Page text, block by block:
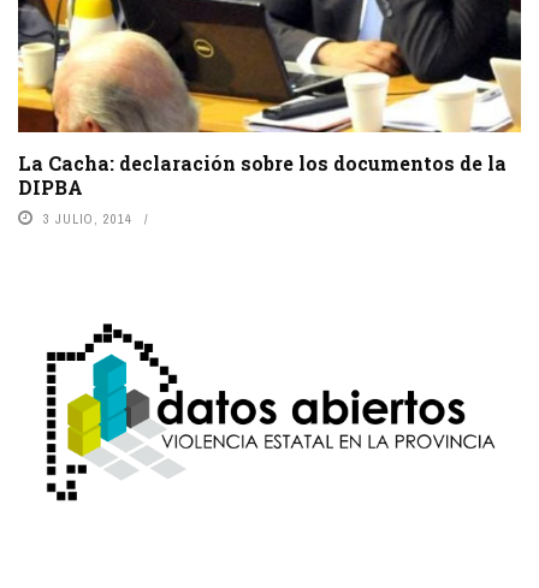
La Cacha: declaración sobre los documentos de la
DIPBA
3 JULIO, 2014